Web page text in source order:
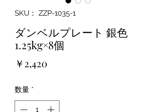
SKU： ZZP-1035-1
ダンベルプレート 銀色
1.25kg×8個
￥2,420
数量 *